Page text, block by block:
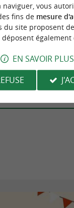
basque, repas
naviguer, vous
fins de mesure
du site proposent
également
EN SAVOIR PLUS